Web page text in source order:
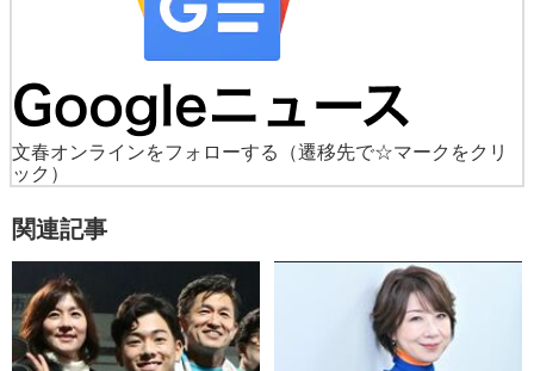
文春オンラインをフォローする
（遷移先で☆マークをクリ
ック）
関連記事